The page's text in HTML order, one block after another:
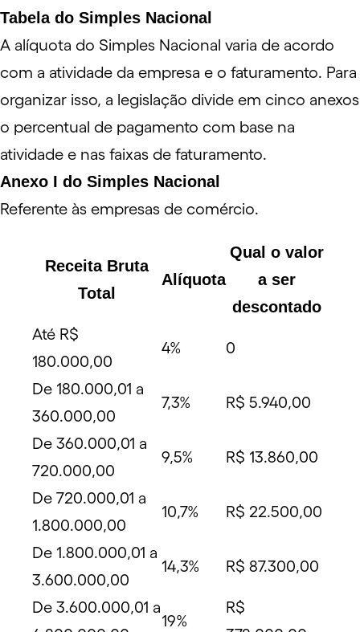
Tabela do Simples Nacional
A alíquota do Simples Nacional varia de acordo
com a atividade da empresa e o faturamento. Para
organizar isso, a legislação divide em cinco anexos
o percentual de pagamento com base na
atividade e nas faixas de faturamento.
Anexo I do Simples Nacional
Referente às empresas de comércio.
Receita Bruta
Total
Alíquota
Qual o valor
a ser
descontado
Até R$
180.000,00
4% 0
De 180.000,01 a
360.000,00
7,3% R$ 5.940,00
De 360.000,01 a
720.000,00
9,5% R$ 13.860,00
De 720.000,01 a
1.800.000,00
10,7% R$ 22.500,00
De 1.800.000,01 a
3.600.000,00
14,3% R$ 87.300,00
De 3.600.000,01 a
19%
R$